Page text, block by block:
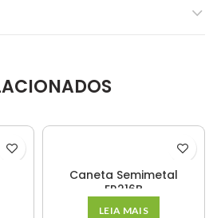
Caneta Semimetal
ER216B
LEIA MAIS